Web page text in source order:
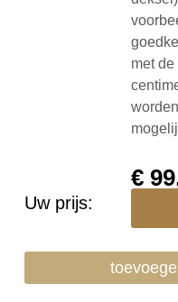
met
Uw prijs:
€